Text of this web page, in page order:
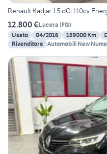
Renault Kadjar 1.5 dCi 110cv
12.800 €Lucera (FG)
Usato
04/2016 159000 Km
Rivenditore Automobili New